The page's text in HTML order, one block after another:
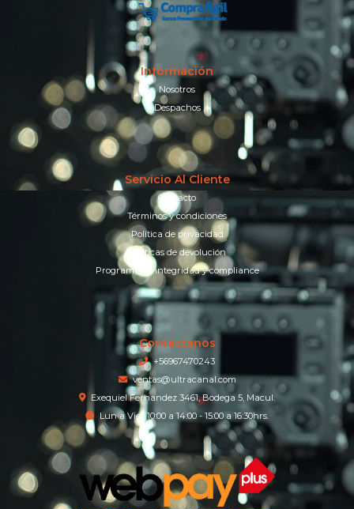
Información
Nosotros
Despachos
Servicio Al Cliente
Contacto
Términos y condiciones
Política de privacidad
Políticas de devolución
Programa de integridad y compliance
Contáctanos
+56967470243
ventas@ultracanal.com
Exequiel Fernandez 3461, Bodega 5, Macul.
Lun a Vier 10:00 a 14:00 - 15:00 a 16:30hrs.